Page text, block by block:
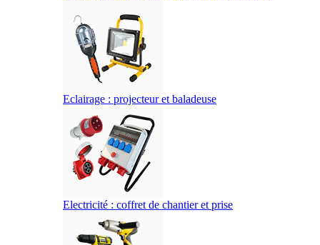
Eclairage : projecteur et baladeuse
Electricité : coffret de chantier et prise